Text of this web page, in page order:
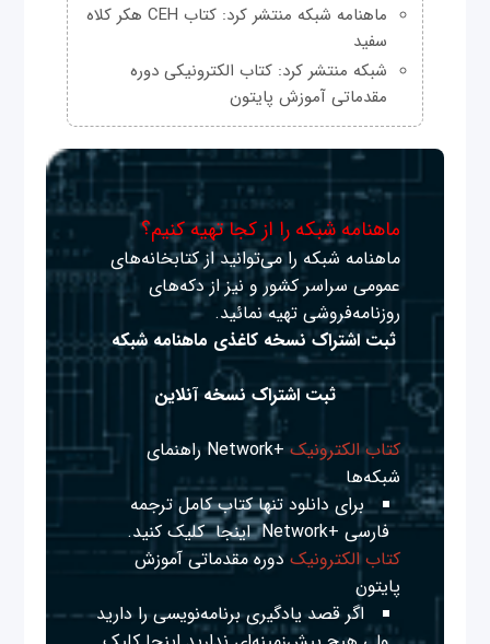
ماهنامه شبکه منتشر کرد: کتاب CEH هکر کلاه
سفید
شبکه منتشر کرد: کتاب الکترونیکی دوره
مقدماتی آموزش پایتون
ماهنامه شبکه را از کجا تهیه کنیم؟
ماهنامه شبکه را می‌توانید از کتابخانه‌های
عمومی سراسر کشور و نیز از دکه‌های
روزنامه‌فروشی تهیه نمائید.
ثبت اشتراک نسخه کاغذی ماهنامه شبکه
ثبت اشتراک نسخه آنلاین
کتاب الکترونیک
+Network راهنمای
شبکه‌ها
برای دانلود تنها کتاب کامل ترجمه
فارسی +Network
اینجا کلیک کنید.
کتاب الکترونیک دوره مقدماتی آموزش
پایتون
اگر قصد یادگیری برنامه‌نویسی را دارید